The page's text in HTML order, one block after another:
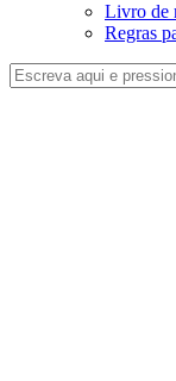
Livro de
Regras